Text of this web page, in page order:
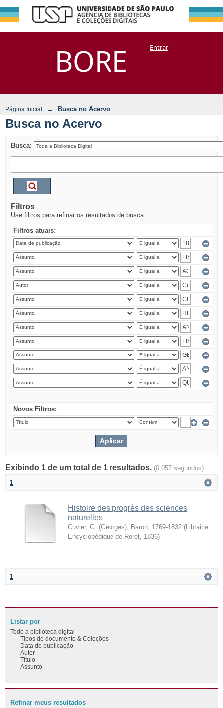
BORE
Busca no Acervo
DSpace/Manakin + CoriscoEntrar
Página Inicial → Busca no Acervo
Busca no Acervo
Busca:
Filtros
Use filtros para refinar os resultados de busca.
Filtros atuais:
Novos Filtros:
Exibindo 1 de um total de 1 resultados. (0.057 segundos)
1
Histoire des progrès des sciences
naturelles
Cuvier, G. (Georges), Baron, 1769-1832 ( Librairie
Encyclopédique de Roret 1836)
1
Listar por
Todo a biblioteca digital
Tipos de documento & Coleções
Data de publicação
Autor
Título
Assunto
Refinar meus resultados